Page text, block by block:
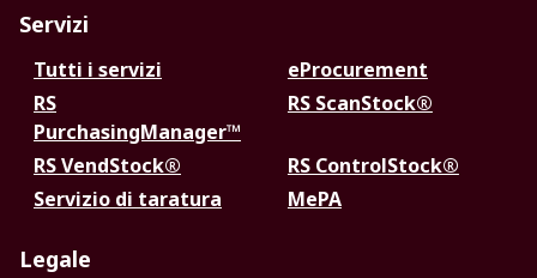
Servizi
Tutti i servizi
eProcurement
RS
PurchasingManager™
RS ScanStock®
RS VendStock®
RS ControlStock®
Servizio di taratura
MePA
Legale